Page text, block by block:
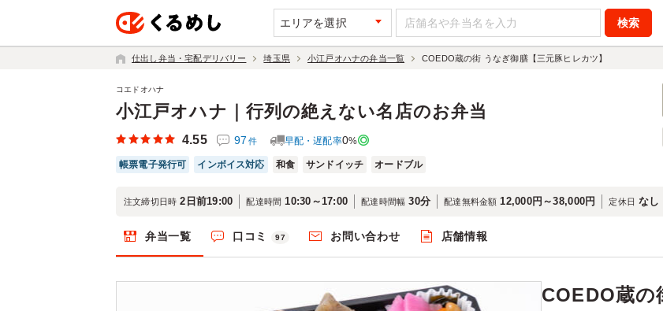
エリアを選択
レ
仕出し弁当・宅配デリバリー 埼玉県 小江戸オハナの弁当一覧 COEDO蔵の街 うなぎ御膳【三元豚ヒレカツ】
小江戸オハナ｜行列の絶えない名店のお弁当
コエドオハナ
4.55 97 件 早配・遅配率0%
帳票電子発行可 インボイス対応 和食 サンドイッチ オードブル
注文締切日時 2日前19:00 配達時間 10:30～17:00 配達時間幅 30分 配達無料金額 12,000円～38,000円 定休日 なし
弁当一覧 口コミ 97 お問い合わせ 店舗情報
COEDO蔵の